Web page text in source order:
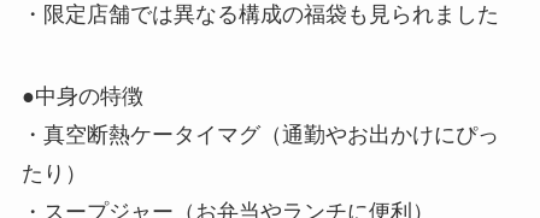
・限定店舗では異なる構成の福袋も見られました
●中身の特徴
・真空断熱ケータイマグ（通勤やお出かけにぴっ
たり）
・スープジャー（お弁当やランチに便利）